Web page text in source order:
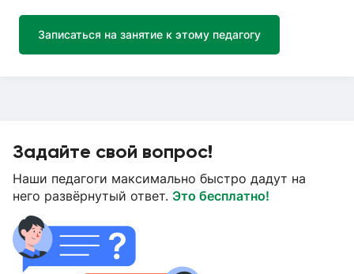
Записаться на занятие к этому педагогу
Задайте свой вопрос!
Наши педагоги максимально быстро дадут на
него развёрнутый ответ. Это бесплатно!